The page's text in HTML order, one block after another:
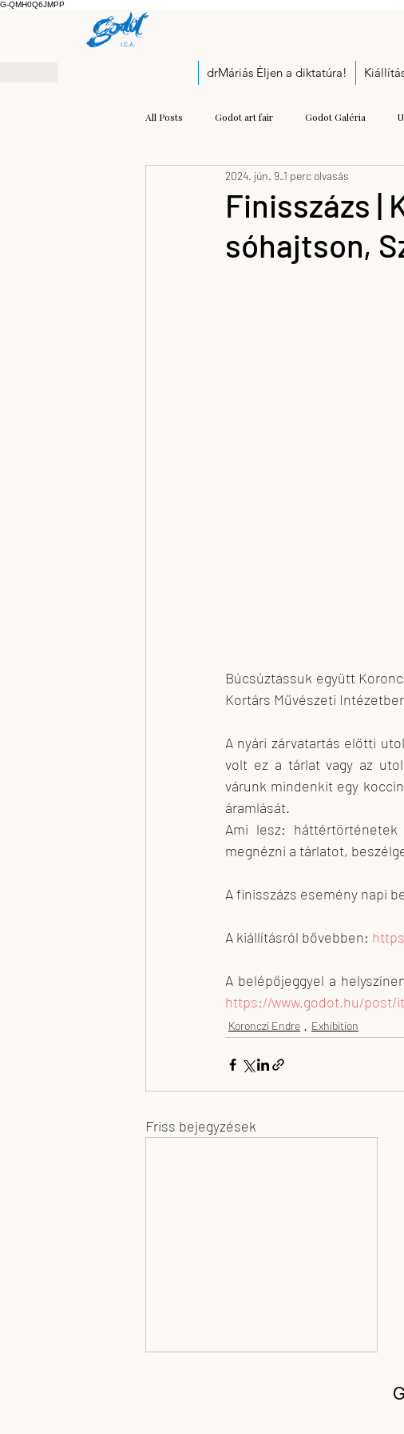
G-QMH0Q6JMPP
drMáriás Éljen a diktatúra!
All Posts Godot art fair Godot Galéria
Pályázati felhívás
Kis Prumik Zoltán Call for
Finisszázs |
sóhajtson,
2024. jún. 9. 1 perc olvasás
Búcsúztassuk együtt
Kortárs Művészeti
A nyári zárvatartás előtti
volt ez a tárlat vagy az
várunk mindenkit egy
áramlását.
Ami lesz:
megnézni a tárlatot,
A finisszázs esemény napi
A kiállításról bővebben:
https://www.godot.hu/post/
Koronczi Endre Exhibition
Friss bejegyzések